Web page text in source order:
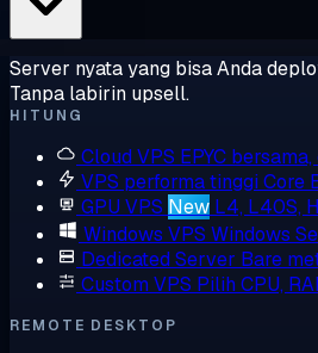
Server nyata yang bisa Anda
Tanpa labirin upsell.
HITUNG
Cloud VPS EPYC
VPS performa tinggi Core
GPU VPS New L4, L40S,
Windows VPS Windows
Dedicated Server Bare
Custom VPS Pilih CPU,
REMOTE DESKTOP